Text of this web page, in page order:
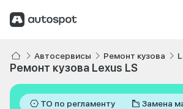
Автосервисы Ремонт кузова
Ремонт кузова Lexus LS
ТО по регламенту Замена